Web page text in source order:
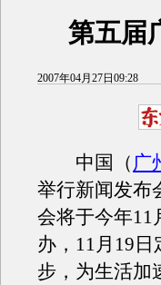
第五届
2007年04月27日09:28
中国（ 广
举行新闻发布
会将于今年11
办，11月19
步，为生活加